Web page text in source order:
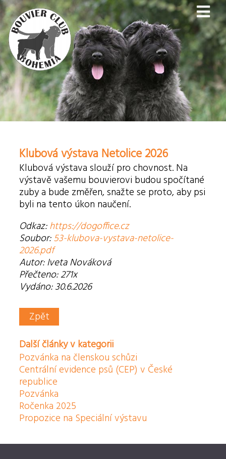
Klubová výstava Netolice 2026
Klubová výstava slouží pro chovnost. Na
výstavě vašemu bouvierovi budou spočítané
zuby a bude změřen, snažte se proto, aby psi
byli na tento úkon naučení.
Odkaz:https://dogoffice.cz
Soubor:53-klubova-vystava-netolice-
2026.pdf
Autor: Iveta Nováková
Přečteno: 271x
Vydáno: 30.6.2026
Zpět
Další články v kategorii
Pozvánka na členskou schůzi
Centrální evidence psů (CEP) v České
republice
Pozvánka
Ročenka 2025
Propozice na Speciální výstavu